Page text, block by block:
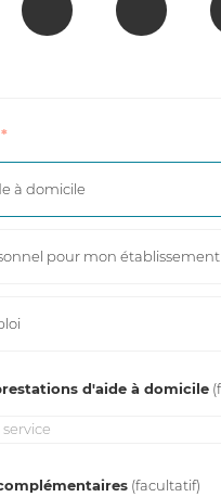
à domicile
pour mon établissement
d'aide à domicile